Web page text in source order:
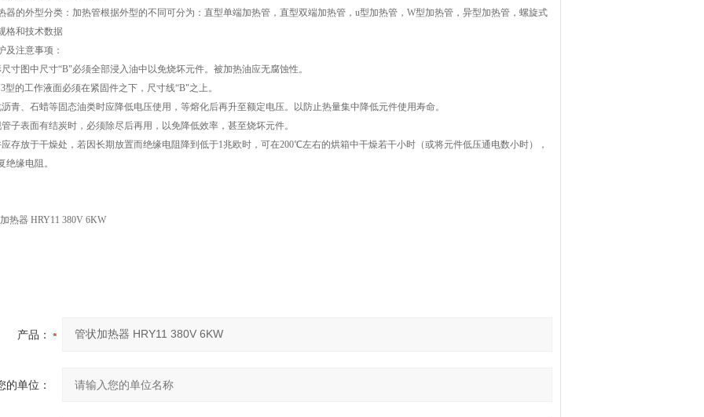
器的外型分类：加热管根据外型的不同可分为：直型单端加热管，直型双端加热管，u型加热管，W型加热管，异型加热管，螺旋式
格和技术数据
及注意事项：
寸图中尺寸“B"必须全部浸入油中以免烧坏元件。被加热油应无腐蚀性。
型的工作液面必须在紧固件之下，尺寸线“B"之上。
青、石蜡等固态油类时应降低电压使用，等熔化后再升至额定电压。以防止热量集中降低元件使用寿命。
子表面有结炭时，必须除尽后再用，以免降低效率，甚至烧坏元件。
存放于干燥处，若因长期放置而绝缘电阻降到低于1兆欧时，可在200℃左右的烘箱中干燥若干小时（或将元件低压通电数小时），
绝缘电阻。
产品：
的单位：